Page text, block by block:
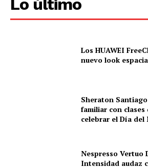
Lo último
Los HUAWEI
nuevo look
Sheraton
familiar con clases
celebrar el Día del
Nespresso Vertuo
Intensidad audaz